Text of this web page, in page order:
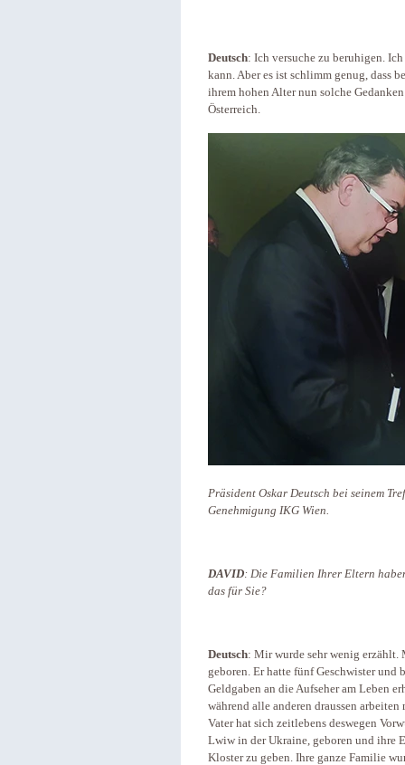
Deutsch: Ich versuche zu beruhigen.
kann. Aber es ist schlimm genug, dass
ihrem hohen Alter nun solche
Österreich.
Präsident Oskar Deutsch bei seinem
Genehmigung IKG Wien.
DAVID: Die Familien Ihrer Eltern
das für Sie?
Deutsch: Mir wurde sehr wenig
geboren. Er hatte fünf Geschwister
Geldgaben an die Aufseher am Leben
während alle anderen draussen
Vater hat sich zeitlebens deswegen
Lwiw in der Ukraine, geboren und ihre
Kloster zu geben. Ihre ganze Familie